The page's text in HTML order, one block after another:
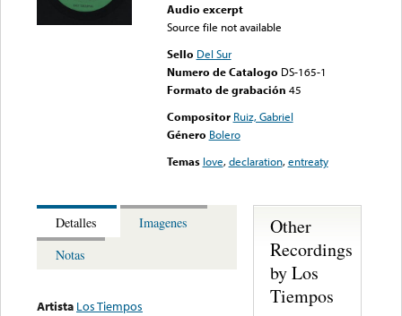
Audio excerpt
Source file not available
Sello Del Sur
Numero de Catalogo DS-165-1
Formato de grabación 45
Compositor Ruiz, Gabriel
Género Bolero
Temas love,declaration,entreaty
Detalles
Imagenes
Notas
Artista Los Tiempos
Other
Recordings
by Los
Tiempos